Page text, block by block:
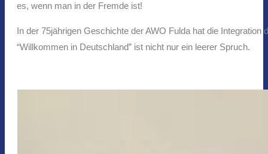
es, wenn man in der Fremde ist!
In der 75jährigen Geschichte der AWO Fulda hat die
“Willkommen in Deutschland” ist nicht nur ein leerer Spruch.